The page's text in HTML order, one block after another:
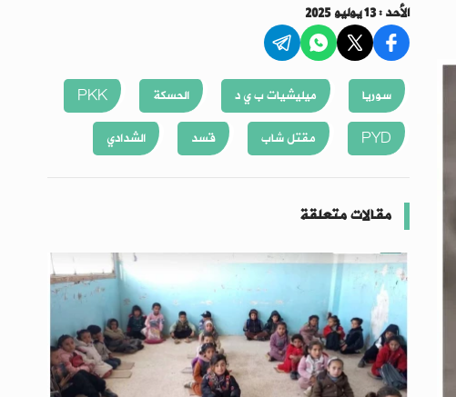
الأحد : 13 يوليو 2025
سوريا ميليشيات ب ي د الحسكة
PKK
PYD
مقتل شاب قسد الشدادي
مقالات متعلقة